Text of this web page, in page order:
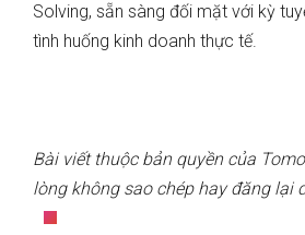
Solving, sẵn sàng đối mặt với kỳ
tình huống kinh doanh thực tế.
Bài viết thuộc bản quyền của
lòng không sao chép hay đăng lại